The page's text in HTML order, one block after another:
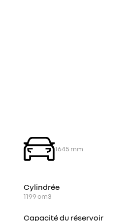
1645 mm
Cylindrée
1199cm3
Capacité du réservoir